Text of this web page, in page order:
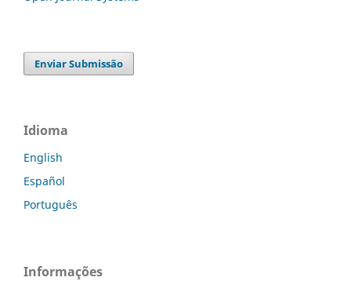
Enviar Submissão
Idioma
English
Español
Português
Informações